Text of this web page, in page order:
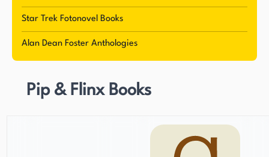
Star Trek Fotonovel Books
Alan Dean Foster Anthologies
Pip & Flinx Books